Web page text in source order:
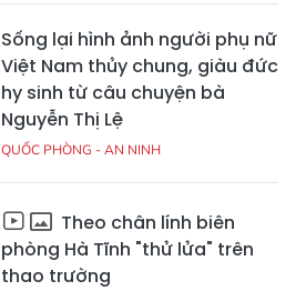
Sống lại hình ảnh người phụ nữ
Việt Nam thủy chung, giàu đức
hy sinh từ câu chuyện bà
Nguyễn Thị Lệ
QUỐC PHÒNG - AN NINH
Theo chân lính biên
phòng Hà Tĩnh "thử lửa" trên
thao trường